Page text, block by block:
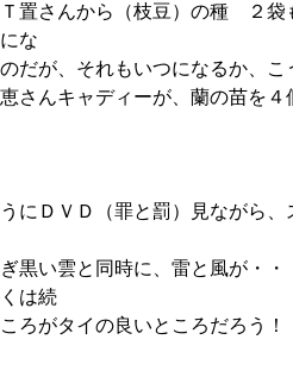
置さんから（枝豆）の種 ２袋
な
だが、それもいつになるか、こ
さんキャディーが、蘭の苗を４
にＤＶＤ（罪と罰）見ながら、
黒い雲と同時に、雷と風が・
は続
ろがタイの良いところだろう！